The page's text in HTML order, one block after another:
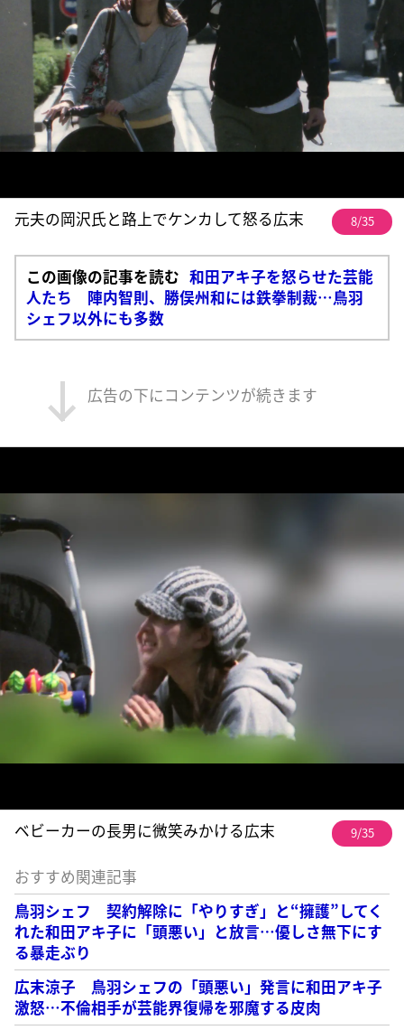
元夫の岡沢氏と路上でケンカして怒る広末 8/35
この画像の記事を読む 和田アキ子を怒らせた芸能
人たち 陣内智則、勝俣州和には鉄拳制裁…鳥羽
シェフ以外にも多数
広告の下にコンテンツが続きます
ベビーカーの長男に微笑みかける広末 9/35
おすすめ関連記事
鳥羽シェフ 契約解除に「やりすぎ」と“擁護”してく
れた和田アキ子に「頭悪い」と放言…優しさ無下にす
る暴走ぶり
広末涼子 鳥羽シェフの「頭悪い」発言に和田アキ子
激怒…不倫相手が芸能界復帰を邪魔する皮肉